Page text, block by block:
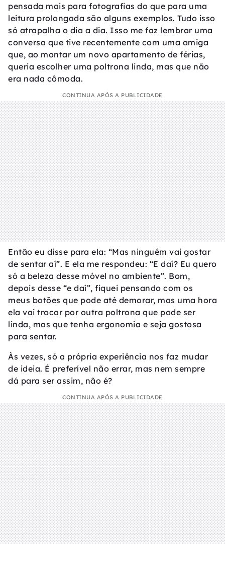
pensada mais para fotografias do que para uma
leitura prolongada são alguns exemplos. Tudo isso
só atrapalha o dia a dia. Isso me faz lembrar uma
conversa que tive recentemente com uma amiga
que, ao montar um novo apartamento de férias,
queria escolher uma poltrona linda, mas que não
era nada cômoda.
CONTINUA APÓS A PUBLICIDADE
Então eu disse para ela: “Mas ninguém vai gostar
de sentar aí”. E ela me respondeu: “E daí? Eu quero
só a beleza desse móvel no ambiente”. Bom,
depois desse “e daí”, fiquei pensando com os
meus botões que pode até demorar, mas uma hora
ela vai trocar por outra poltrona que pode ser
linda, mas que tenha ergonomia e seja gostosa
para sentar.
Às vezes, só a própria experiência nos faz mudar
de ideia. É preferível não errar, mas nem sempre
dá para ser assim, não é?
CONTINUA APÓS A PUBLICIDADE